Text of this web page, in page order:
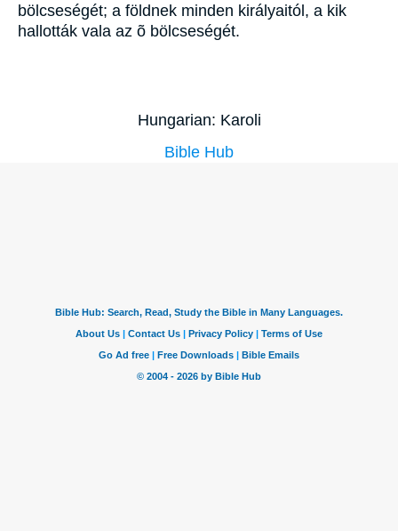
bölcseségét; a földnek minden királyaitól, a kik
hallották vala az õ bölcseségét.
Hungarian: Karoli
Bible Hub